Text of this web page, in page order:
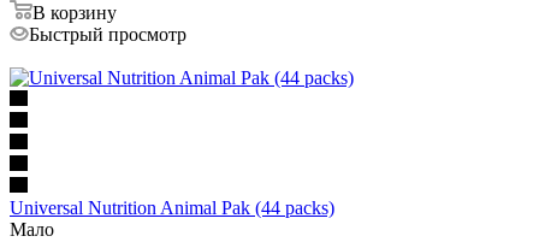
В корзину
Быстрый просмотр
Universal Nutrition Animal Pak (44 packs)
Мало